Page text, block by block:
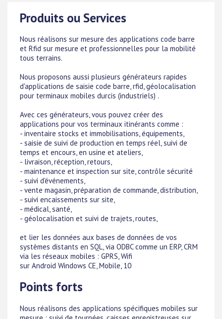
Produits ou Services
Nous réalisons sur mesure des applications code barre
et Rfid sur mesure et professionnelles pour la mobilité
tous terrains.
Nous proposons aussi plusieurs générateurs rapides
d'applications de saisie code barre, rfid, géolocalisation
pour terminaux mobiles durcis (industriels) .
Avec ces générateurs, vous pouvez créer des
applications pour vos terminaux itinérants comme :
- inventaire stocks et immobilisations, équipements,
- saisie de suivi de production en temps réel, suivi de
temps et encours, en usine et ateliers,
- livraison, réception, retours,
- maintenance et inspection sur site, contrôle sécurité
- suivi d'événements,
- vente magasin, préparation de commande, distribution,
- suivi encaissements sur site,
- médical, santé,
- géolocalisation et suivi de trajets, routes,
et lier les données aux bases de données de vos
systèmes distants en SQL, via ODBC comme un ERP, CRM
via les réseaux mobiles : GPRS, Wifi
sur Android Windows CE, Mobile, 10
Points forts
Nous réalisons des applications spécifiques mobiles sur